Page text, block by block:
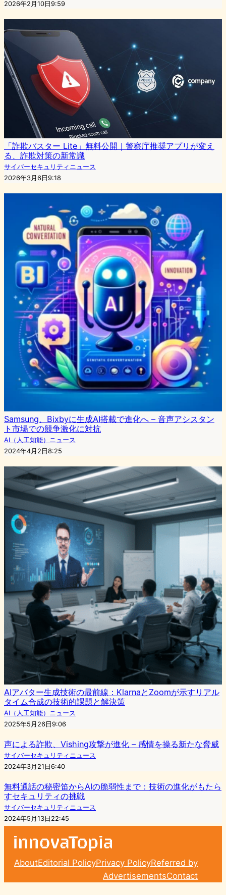
2026年2月10日9:59
「詐欺バスター Lite」無料公開｜警察庁推奨アプリが変え
る、詐欺対策の新常識
サイバーセキュリティニュース
2026年3月6日9:18
Samsung、Bixbyに生成AI搭載で進化へ – 音声アシスタン
ト市場での競争激化に対抗
AI（人工知能）ニュース
2024年4月2日8:25
AIアバター生成技術の最前線：KlarnaとZoomが示すリアル
タイム合成の技術的課題と解決策
AI（人工知能）ニュース
2025年5月26日9:06
声による詐欺、Vishing攻撃が進化 – 感情を操る新たな脅威
サイバーセキュリティニュース
2024年3月21日6:40
無料通話の秘密笛からAIの脆弱性まで：技術の進化がもたら
すセキュリティの挑戦
サイバーセキュリティニュース
2024年5月13日22:45
AboutEditorial PolicyPrivacy PolicyReferred by
AdvertisementsContact